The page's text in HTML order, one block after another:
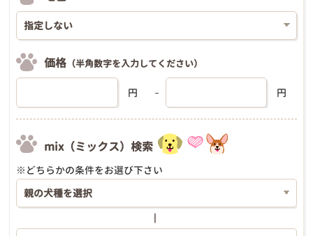
価格 （半角数字を入力してください）
円 円
mix（ミックス）検索
※どちらかの条件をお選び下さい